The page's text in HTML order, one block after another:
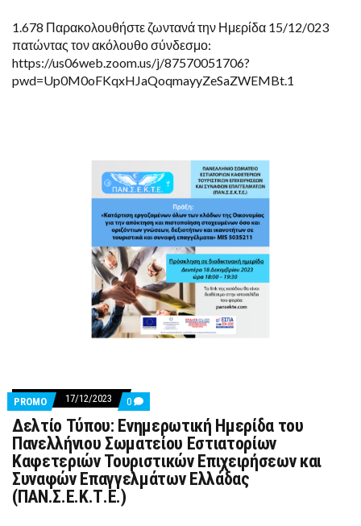
ΤΟΥΡΙΣΤΙΚΏΝ
ΕΠΙΧΕΙΡΉΣΕΩΝ
ΚΑΙ
ΣΥΝΑΦΏΝ
ΕΠΑΓΓΕΛΜΆΤΩΝ
ΕΛΛΆΔΑΣ
1.678 Παρακολουθήστε ζωντανά την Ημερίδα 15/12/023
πατώντας τον ακόλουθο σύνδεσμο:
https://us06web.zoom.us/j/87570051706?
pwd=Up0M0oFKqxHJaQoqmayyZeSaZWEMBt.1
PROMO 17/12/2023 0 COMMENTS
ON
ΔΕΛΤΊΟ
ΤΎΠΟΥ:
ΕΝΗΜΕΡΩΤΙΚΉ
ΗΜΕΡΊΔΑ
ΤΟΥ
ΠΑΝΕΛΛΉΝΙΟΥ
Δελτίο Τύπου: Ενημερωτική Ημερίδα του
Πανελλήνιου Σωματείου Εστιατορίων
Καφετεριών Τουριστικών Επιχειρήσεων και
Συναφών Επαγγελμάτων Ελλάδας
(ΠΑΝ.Σ.Ε.Κ.Τ.Ε.)